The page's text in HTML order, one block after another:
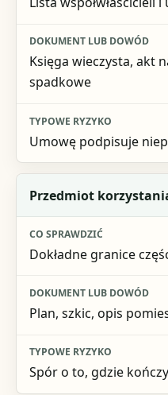
Dokument lub dowód
Księga wieczysta, akt
spadkowe
Umowę podpisuje
Przedmiot
Dokładne granice
Plan, szkic, opis
Spór o to, gdzie